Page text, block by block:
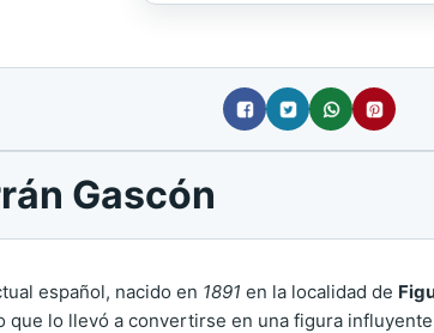
Gascón
español, nacido en 1891 en la localidad de
lo llevó a convertirse en una figura